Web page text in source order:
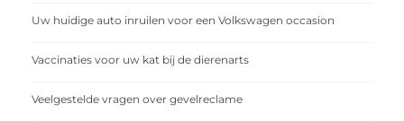
Uw huidige auto inruilen voor een Volkswagen occasion
Vaccinaties voor uw kat bij de dierenarts
Veelgestelde vragen over gevelreclame